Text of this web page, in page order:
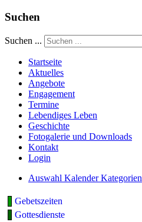
Suchen
Suchen ...
Startseite
Aktuelles
Angebote
Engagement
Termine
Lebendiges Leben
Geschichte
Fotogalerie und Downloads
Kontakt
Login
Auswahl Kalender Kategorien
Gebetszeiten
Gottesdienste